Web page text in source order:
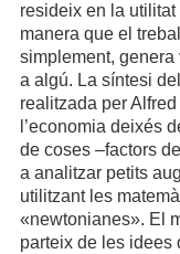
resideix en la
manera que el
simplement, genera
a algú. La síntesi
realitzada per
l’economia deixés
de coses –factors
a analitzar petits
utilitzant les
«newtonianes». El
parteix de les idees